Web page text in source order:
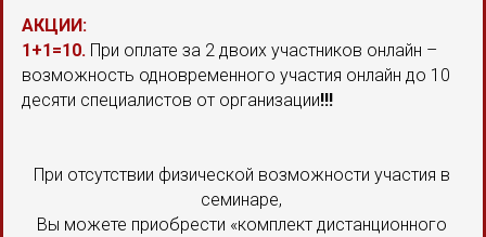
АКЦИИ:
1+1=10. При оплате за 2 двоих участников онлайн –
возможность одновременного участия онлайн до 10
десяти специалистов от организации!!!
При отсутствии физической возможности участия в
семинаре,
Вы можете приобрести «комплект дистанционного